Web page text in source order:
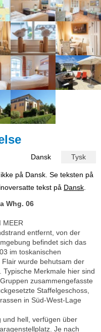
Dansk Tysk
på Dansk. Se teksten på
tekst på Dansk
Whg. 06
MEER
entfernt, von der
befindet sich das
im toskanischen
wurde behutsam der
Merkmale hier sind
zusammengefasste
Staffelgeschoss,
in Süd-West-Lage
und hell, verfügen über
Je nach